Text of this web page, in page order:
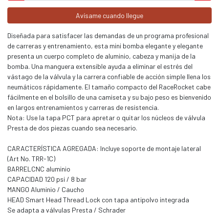
Avísame cuando llegue
Diseñada para satisfacer las demandas de un programa profesional
de carreras y entrenamiento, esta mini bomba elegante y elegante
presenta un cuerpo completo de aluminio, cabeza y manija de la
bomba. Una manguera extensible ayuda a eliminar el estrés del
vástago de la válvula y la carrera confiable de acción simple llena los
neumáticos rápidamente. El tamaño compacto del RaceRocket cabe
fácilmente en el bolsillo de una camiseta y su bajo peso es bienvenido
en largos entrenamientos y carreras de resistencia.
Nota: Use la tapa PCT para apretar o quitar los núcleos de válvula
Presta de dos piezas cuando sea necesario.
CARACTERÍSTICA AGREGADA: Incluye soporte de montaje lateral
(Art No. TRR-1C)
BARRELCNC aluminio
CAPACIDAD 120 psi / 8 bar
MANGO Aluminio / Caucho
HEAD Smart Head Thread Lock con tapa antipolvo integrada
Se adapta a válvulas Presta / Schrader